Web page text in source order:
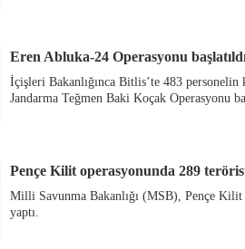
Eren Abluka-24 Operasyonu
İçişleri Bakanlığınca Bitlis’te 483 personelin
Jandarma Teğmen Baki Koçak Operasyonu
Pençe Kilit operasyonunda 289
Milli Savunma Bakanlığı (MSB), Pençe
yaptı.